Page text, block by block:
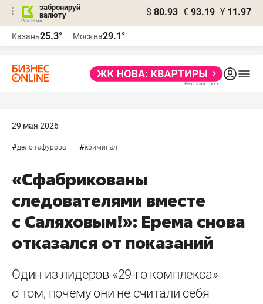
забронируй
валюту
$ 80.93 € 93.19 ¥ 11.97
Казань25.3° Москва29.1°
29 мая 2026
#дело гафурова #криминал
«Сфабрикованы
следователями вместе
с Саляховым!»: Ерема снова
отказался от показаний
Один из лидеров «29-го комплекса»
о том, почему они не считали себя